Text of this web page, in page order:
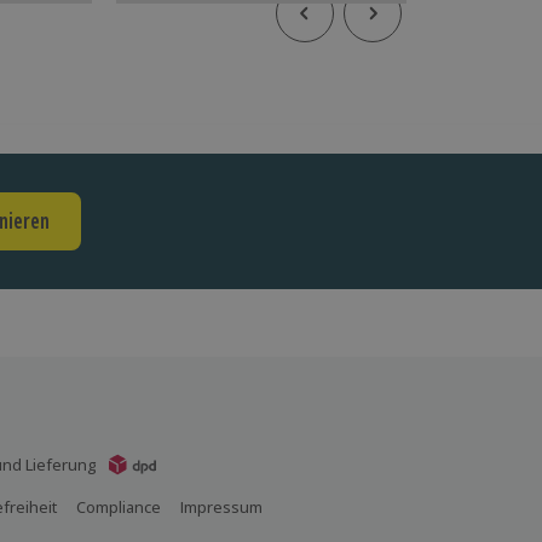
Lieferung
Compliance Impressum